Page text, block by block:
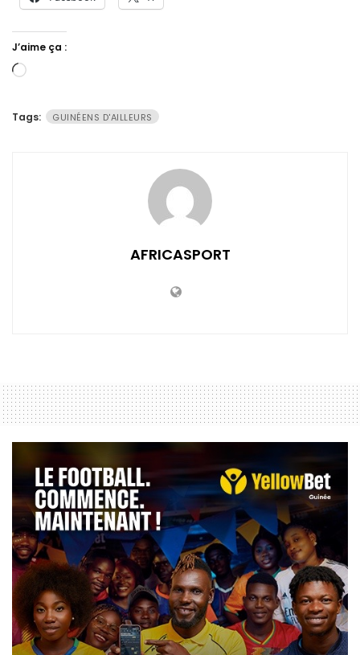
J’aime ça :
Chargement…
Tags: GUINÉENS D'AILLEURS
AFRICASPORT